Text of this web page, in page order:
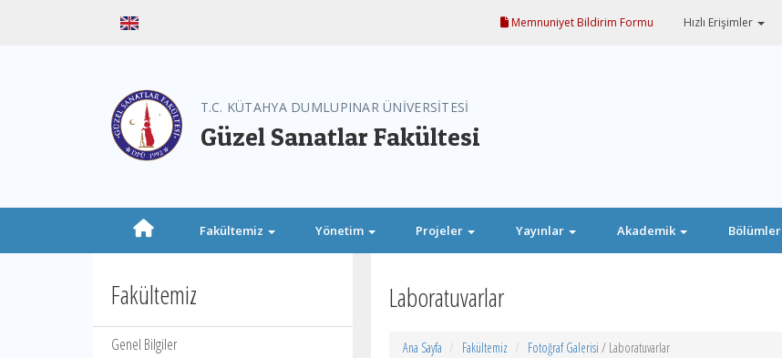
Memnuniyet Bildirim Formu Hızlı Erişimler
T.C. KÜTAHYA DUMLUPINAR ÜNİVERSİTESİ
Güzel Sanatlar Fakültesi
Fakültemiz Yönetim Projeler Yayınlar Akademik Bölümler
Fakültemiz
Genel Bilgiler
Laboratuvarlar
Ana Sayfa Fakültemiz Fotoğraf Galerisi / Laboratuvarlar